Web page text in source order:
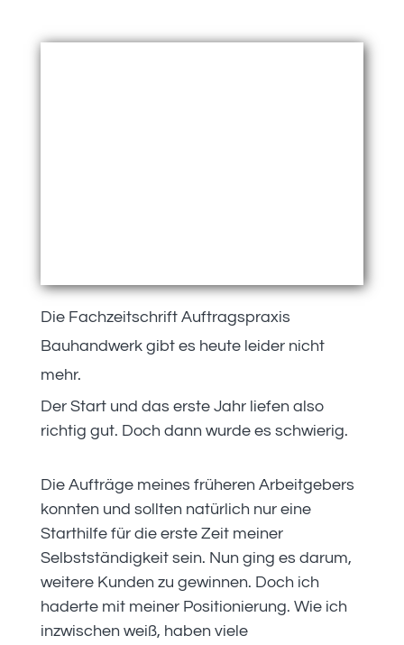
Die Fachzeitschrift Auftragspraxis
Bauhandwerk gibt es heute leider nicht
mehr.
Der Start und das erste Jahr liefen also
richtig gut. Doch dann wurde es schwierig.
Die Aufträge meines früheren Arbeitgebers
konnten und sollten natürlich nur eine
Starthilfe für die erste Zeit meiner
Selbstständigkeit sein. Nun ging es darum,
weitere Kunden zu gewinnen. Doch ich
haderte mit meiner Positionierung. Wie ich
inzwischen weiß, haben viele